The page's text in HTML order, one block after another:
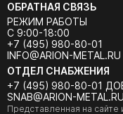
ОБРАТНАЯ СВЯЗЬ
РЕЖИМ РАБОТЫ
С 9:00-18:00
+7 (495) 980-80-01
INFO@ARION-METAL.RU
ОТДЕЛ СНАБЖЕНИЯ
+7 (495) 980-80-01
SNAB@ARION-METAL.RU
Представленная на